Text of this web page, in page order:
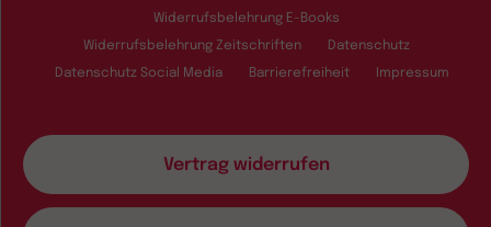
Widerrufsbelehrung E-Books
Widerrufsbelehrung Zeitschriften Datenschutz
Datenschutz Social Media Barrierefreiheit Impressum
Vertrag widerrufen